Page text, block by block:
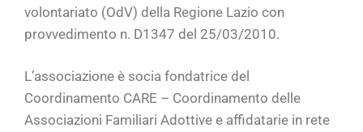
volontariato (OdV) della Regione Lazio con
provvedimento n. D1347 del 25/03/2010.
L’associazione è socia fondatrice del
Coordinamento CARE – Coordinamento delle
Associazioni Familiari Adottive e affidatarie in rete